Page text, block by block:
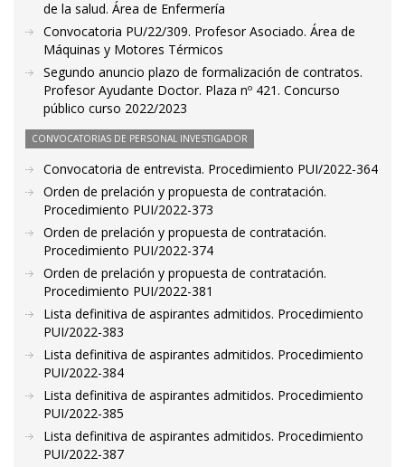
de la salud. Área de Enfermería
Convocatoria PU/22/309. Profesor Asociado. Área de
Máquinas y Motores Térmicos
Segundo anuncio plazo de formalización de contratos.
Profesor Ayudante Doctor. Plaza nº 421. Concurso
público curso 2022/2023
CONVOCATORIAS DE PERSONAL INVESTIGADOR
Convocatoria de entrevista. Procedimiento PUI/2022-364
Orden de prelación y propuesta de contratación.
Procedimiento PUI/2022-373
Orden de prelación y propuesta de contratación.
Procedimiento PUI/2022-374
Orden de prelación y propuesta de contratación.
Procedimiento PUI/2022-381
Lista definitiva de aspirantes admitidos. Procedimiento
PUI/2022-383
Lista definitiva de aspirantes admitidos. Procedimiento
PUI/2022-384
Lista definitiva de aspirantes admitidos. Procedimiento
PUI/2022-385
Lista definitiva de aspirantes admitidos. Procedimiento
PUI/2022-387